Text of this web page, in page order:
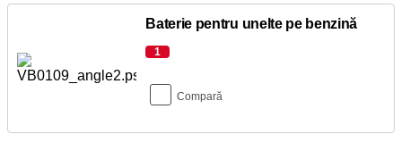
Baterie pentru unelte pe benzină
1
Compară